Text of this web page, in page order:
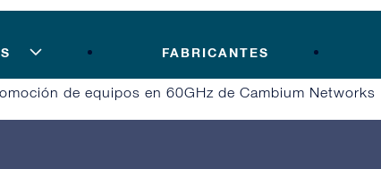
FABRICANTES
de equipos en 60GHz de Cambium Networks